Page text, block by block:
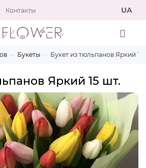
Контакты UA
Букеты Букет из тюльпанов Яркий 15
Яркий 15 шт.